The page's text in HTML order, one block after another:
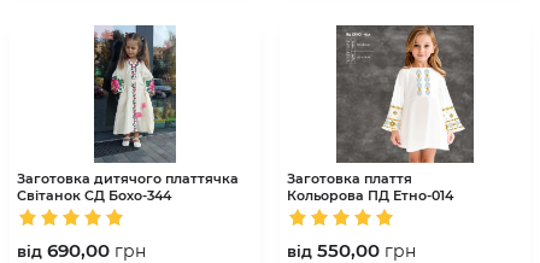
Заготовка дитячого платтячка
Світанок СД Бохо-344
вiд 690,00 грн
Заготовка плаття
Кольорова ПД Етно-014
вiд 550,00 грн